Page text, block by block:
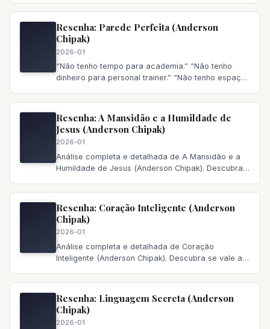
Resenha: Parede Perfeita (Anderson
Chipak)
2026-01
“Não tenho tempo para academia.” “Não tenho
dinheiro para personal trainer.” “Não tenho espaço
Resenha: A Mansidão e a Humildade de
Jesus (Anderson Chipak)
2026-01
Análise completa e detalhada de A Mansidão e a
Humildade de Jesus (Anderson Chipak). Descubra
Resenha: Coração Inteligente (Anderson
Chipak)
2026-01
Análise completa e detalhada de Coração
Inteligente (Anderson Chipak). Descubra se vale a
Resenha: Linguagem Secreta (Anderson
Chipak)
2026-01